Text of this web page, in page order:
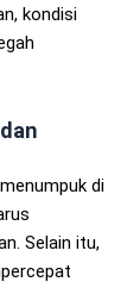
kondisi
di
Selain itu,